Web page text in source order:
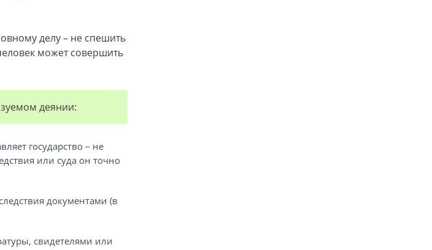
делу – не спешить
может совершить
деянии:
государство – не
или суда он точно
документами (в
свидетелями или